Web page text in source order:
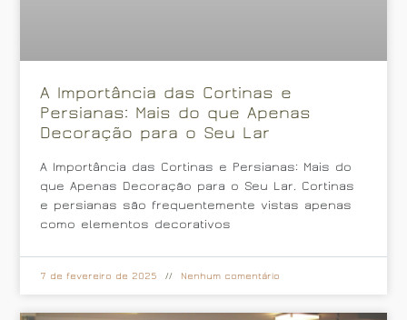
A Importância das Cortinas e
Persianas: Mais do que Apenas
Decoração para o Seu Lar
A Importância das Cortinas e Persianas: Mais do
que Apenas Decoração para o Seu Lar. Cortinas
e persianas são frequentemente vistas apenas
como elementos decorativos
7 de fevereiro de 2025 Nenhum comentário